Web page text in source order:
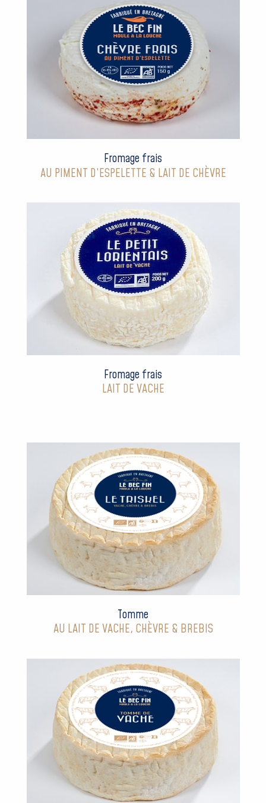
Fromage frais
AU PIMENT D’ESPELETTE & LAIT DE CHÈVRE
Fromage frais
LAIT DE VACHE
Tomme
AU LAIT DE VACHE, CHÈVRE & BREBIS